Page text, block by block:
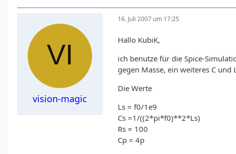
vision-magic
16. Juli 2007 um 17:25
Hallo KubiK,
ich benutze für die Spice-
gegen Masse, ein weiteres C und
Die Werte
Ls = f0/1e9
Cs =1/((2*pi*f0)**2*Ls)
Rs = 100
Cp = 4p